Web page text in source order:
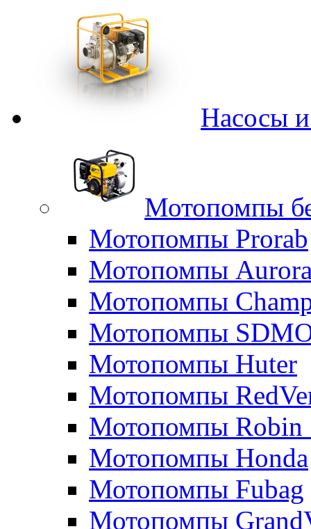
Насосы
Мотопомпы
Мотопомпы Prorab
Мотопомпы
Мотопомпы
Мотопомпы
Мотопомпы Huter
Мотопомпы
Мотопомпы Robin
Мотопомпы Honda
Мотопомпы Fubag
Мотопомпы